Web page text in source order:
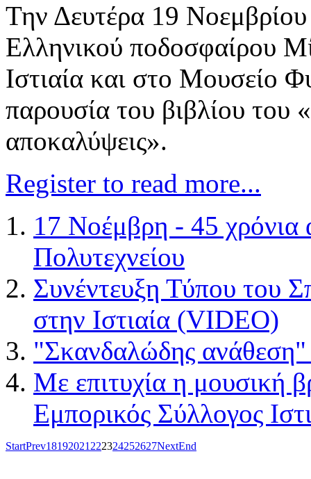
Την Δευτέρα 19
Ελληνικού ποδοσφαίρου
Ιστιαία και στο Μουσείο
παρουσία του βιβλίου
αποκαλύψεις».
Register to read more...
17 Νοέμβρη - 45 χρόνια
Πολυτεχνείου
Συνέντευξη Τύπου του
στην Ιστιαία (VIDEO)
"Σκανδαλώδης
Με επιτυχία η μουσική
Εμπορικός Σύλλογος
StartPrev18192021 222324252627NextEnd